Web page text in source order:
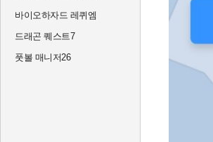
바이오하자드 레퀴엠
드래곤 퀘스트7
풋볼 매니저26